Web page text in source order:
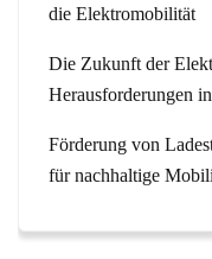
die Elektromobilität
Die Zukunft der
Herausforderungen
Förderung von
für nachhaltige